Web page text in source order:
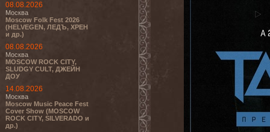
08.08.2026
Москва
Moscow Folk Fest 2026
(HELVEGEN, ЛЕДЪ, ХРЕН
и др.)
08.08.2026
Москва
MOSCOW ROCK CITY,
SLUDGY CULT, ДЖЕЙН
ДОУ
14.08.2026
Москва
Moscow Music Peace Fest
Cover Show (MOSCOW
ROCK CITY, SILVERADO и
др.)